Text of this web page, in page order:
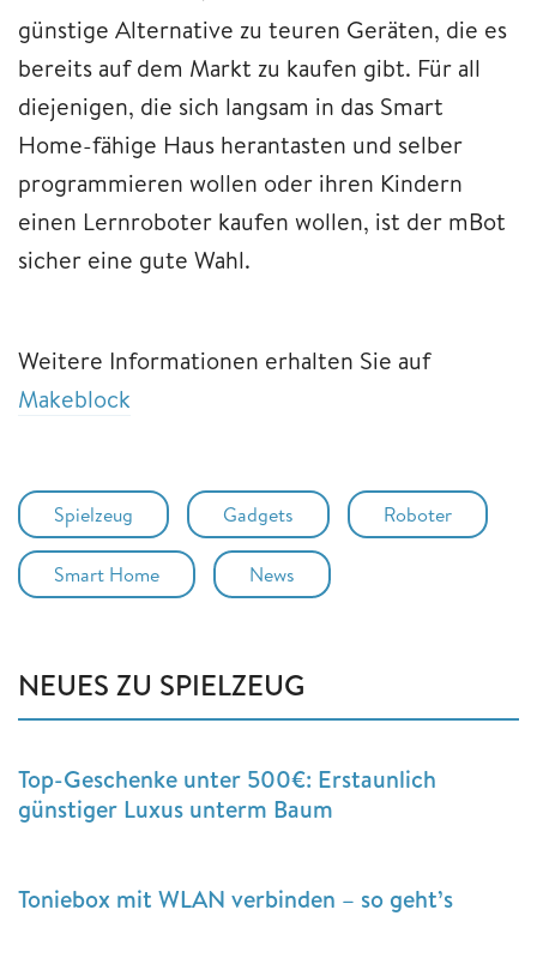
günstige Alternative zu teuren Geräten, die es
bereits auf dem Markt zu kaufen gibt. Für all
diejenigen, die sich langsam in das Smart
Home-fähige Haus herantasten und selber
programmieren wollen oder ihren Kindern
einen Lernroboter kaufen wollen, ist der mBot
sicher eine gute Wahl.
Weitere Informationen erhalten Sie auf
Makeblock
Spielzeug Gadgets Roboter
Smart Home News
NEUES ZU SPIELZEUG
Top-Geschenke unter 500€: Erstaunlich
günstiger Luxus unterm Baum
Toniebox mit WLAN verbinden – so geht’s